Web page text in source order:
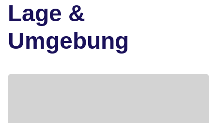
Lage &
Umgebung